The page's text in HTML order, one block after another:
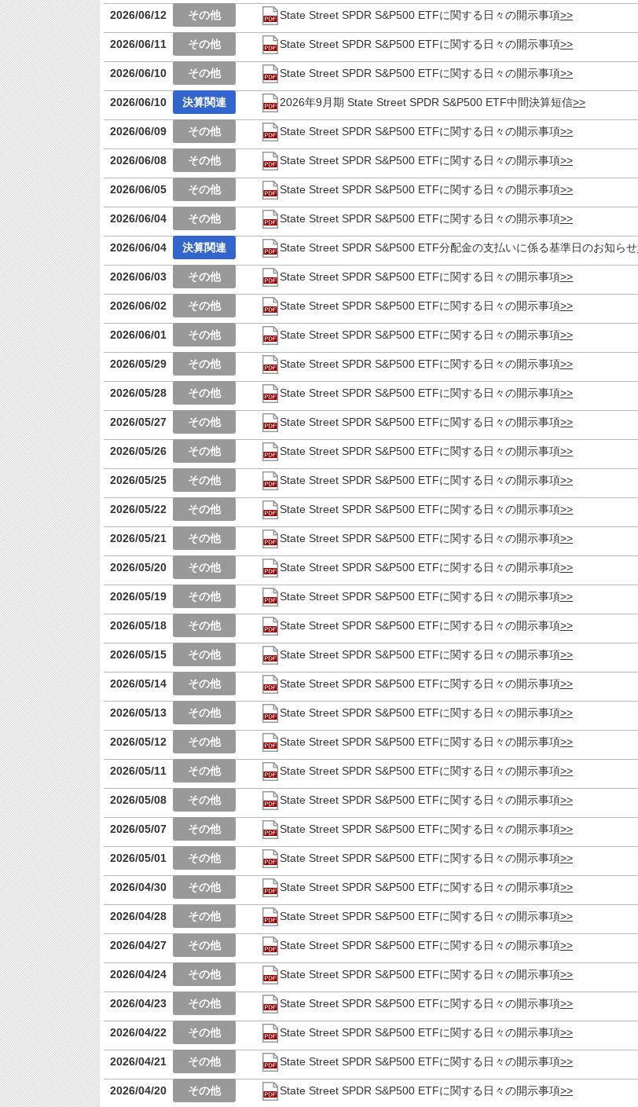
2026/06/12 State Street SPDR S&P500 ETFに関する日々の開示事項
2026/06/11 State Street SPDR S&P500 ETFに関する日々の開示事項
2026/06/10 State Street SPDR S&P500 ETFに関する日々の開示事項
2026/06/10 2026年9月期 State Street SPDR S&P500 ETF中間決算短信
2026/06/09 State Street SPDR S&P500 ETFに関する日々の開示事項
2026/06/08 State Street SPDR S&P500 ETFに関する日々の開示事項
2026/06/05 State Street SPDR S&P500 ETFに関する日々の開示事項
2026/06/04 State Street SPDR S&P500 ETFに関する日々の開示事項
2026/06/04 State Street SPDR S&P500 ETF分配金の支払いに係る基準日のお知らせ
2026/06/03 State Street SPDR S&P500 ETFに関する日々の開示事項
2026/06/02 State Street SPDR S&P500 ETFに関する日々の開示事項
2026/06/01 State Street SPDR S&P500 ETFに関する日々の開示事項
2026/05/29 State Street SPDR S&P500 ETFに関する日々の開示事項
2026/05/28 State Street SPDR S&P500 ETFに関する日々の開示事項
2026/05/27 State Street SPDR S&P500 ETFに関する日々の開示事項
2026/05/26 State Street SPDR S&P500 ETFに関する日々の開示事項
2026/05/25 State Street SPDR S&P500 ETFに関する日々の開示事項
2026/05/22 State Street SPDR S&P500 ETFに関する日々の開示事項
2026/05/21 State Street SPDR S&P500 ETFに関する日々の開示事項
2026/05/20 State Street SPDR S&P500 ETFに関する日々の開示事項
2026/05/19 State Street SPDR S&P500 ETFに関する日々の開示事項
2026/05/18 State Street SPDR S&P500 ETFに関する日々の開示事項
2026/05/15 State Street SPDR S&P500 ETFに関する日々の開示事項
2026/05/14 State Street SPDR S&P500 ETFに関する日々の開示事項
2026/05/13 State Street SPDR S&P500 ETFに関する日々の開示事項
2026/05/12 State Street SPDR S&P500 ETFに関する日々の開示事項
2026/05/11 State Street SPDR S&P500 ETFに関する日々の開示事項
2026/05/08 State Street SPDR S&P500 ETFに関する日々の開示事項
2026/05/07 State Street SPDR S&P500 ETFに関する日々の開示事項
2026/05/01 State Street SPDR S&P500 ETFに関する日々の開示事項
2026/04/30 State Street SPDR S&P500 ETFに関する日々の開示事項
2026/04/28 State Street SPDR S&P500 ETFに関する日々の開示事項
2026/04/27 State Street SPDR S&P500 ETFに関する日々の開示事項
2026/04/24 State Street SPDR S&P500 ETFに関する日々の開示事項
2026/04/23 State Street SPDR S&P500 ETFに関する日々の開示事項
2026/04/22 State Street SPDR S&P500 ETFに関する日々の開示事項
2026/04/21 State Street SPDR S&P500 ETFに関する日々の開示事項
2026/04/20 State Street SPDR S&P500 ETFに関する日々の開示事項